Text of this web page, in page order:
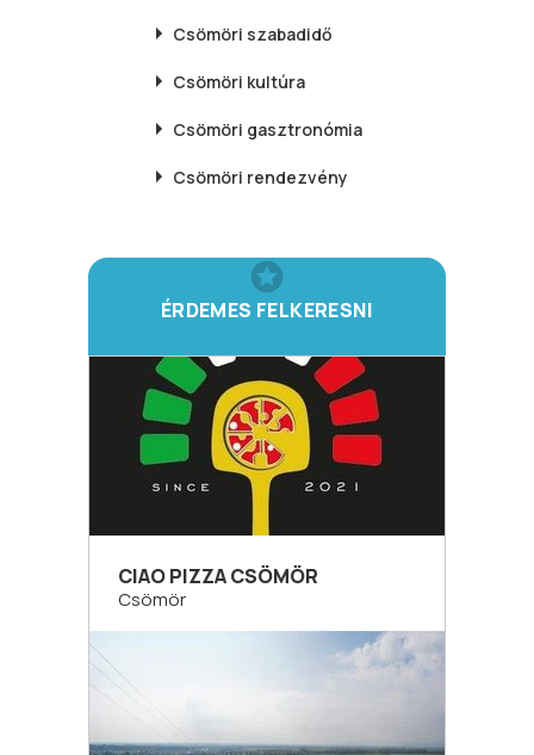
Csömöri szabadidő
Csömöri kultúra
Csömöri gasztronómia
Csömöri rendezvény
ÉRDEMES FELKERESNI
CIAO PIZZA CSÖMÖR
Csömör